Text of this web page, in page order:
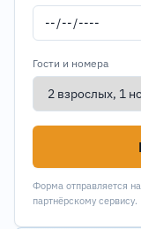
Гости и номера
Форма отправляется
партнёрскому